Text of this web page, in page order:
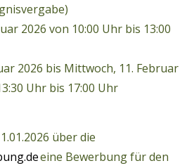
2026 von 10:00 Uhr bis 13:00
2026 bis Mittwoch, 11. Februar
Uhr bis 17:00 Uhr
über die
eine Bewerbung für den